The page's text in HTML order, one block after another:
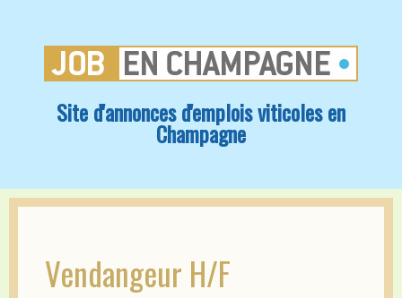
Site d'annonces d'emplois viticoles en
Champagne
Vendangeur H/F